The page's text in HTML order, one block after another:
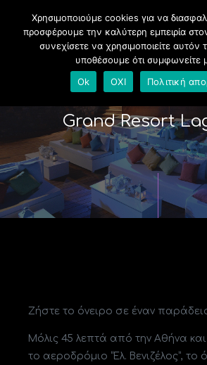
Grand Resort
Ζήστε το όνειρο σε έναν
Μόλις 45 λεπτά από την Αθήνα
το αεροδρόμιο “Ελ. Βενιζέλος”, το
Χρησιμοποιούμε cookies για να
προσφέρουμε την καλύτερη εμπειρία
συνεχίσετε να χρησιμοποιείτε αυτόν
υποθέσουμε ότι συμφωνείτε
Ok
ΟΧΙ Πολιτική